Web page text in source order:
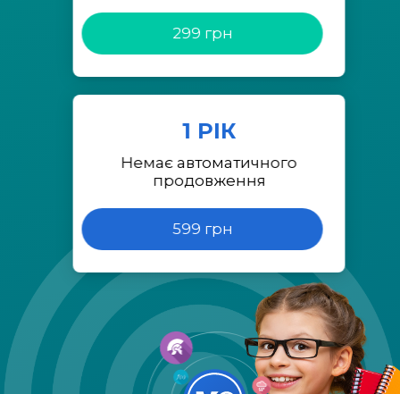
299 грн
1 РІК
Немає автоматичного
продовження
599 грн